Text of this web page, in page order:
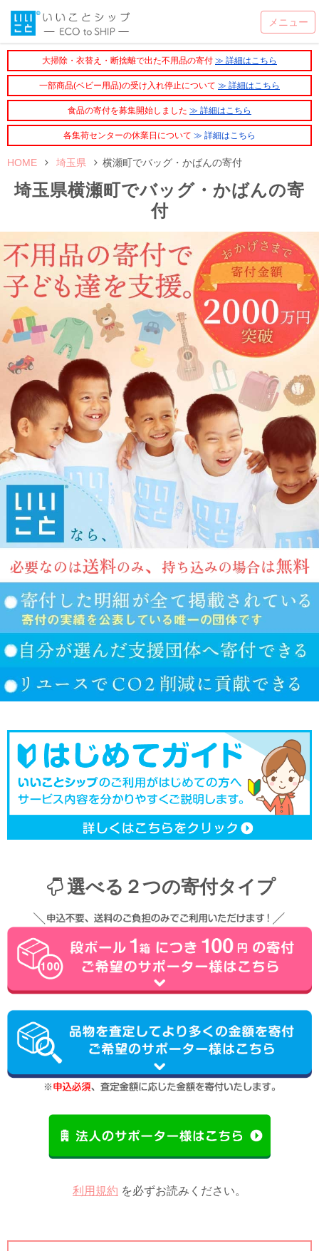
大掃除・衣替え・断捨離で出た不用品の寄付 ≫ 詳細はこちら
一部商品(ベビー用品)の受け入れ停止について ≫ 詳細はこちら
食品の寄付を募集開始しました ≫ 詳細はこちら
各集荷センターの休業日について ≫ 詳細はこちら
HOME 埼玉県 横瀬町でバッグ・かばんの寄付
埼玉県横瀬町でバッグ・かばんの寄
付
選べる２つの寄付タイプ
利用規約 を必ずお読みください。